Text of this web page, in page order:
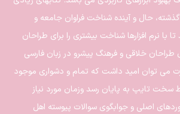
حال و آینده شناخت فراوان جامعه و
نرم افزارها شناخت بیشتری را برای طراحان
طراحان خلاقی و فرهنگ پیشرو در زبان فارسی
می توان امید داشت که تمام و دشواری موجود
سخت تایپ به پایان رسد وزمان مورد نیاز
اصلی و جوابگوی سوالات پیوسته اهل